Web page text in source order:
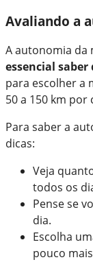
Avaliando a
A autonomia
essencial
para escolher a
50 a 150 km
Para saber a
dicas:
Veja
todos os
Pense se
dia.
Escolha
pouco